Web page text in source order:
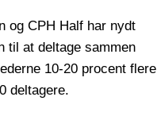
og CPH Half har nydt
til at deltage sammen
10-20 procent flere
deltagere.